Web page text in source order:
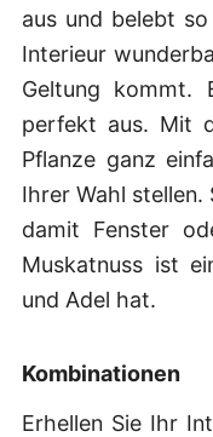
aus und belebt
Interieur
Geltung kommt.
perfekt aus. Mit
Pflanze ganz
Ihrer Wahl stellen.
damit Fenster
Muskatnuss ist
und Adel hat.
Kombinationen
Erhellen Sie Ihr